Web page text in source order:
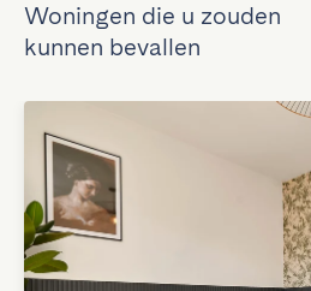
Woningen die u zouden
kunnen bevallen